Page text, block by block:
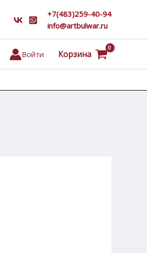
+7(483)259-40-94
info@artbulwar.ru
Войти Корзина